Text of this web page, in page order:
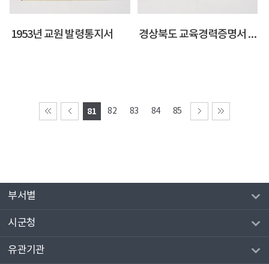
1953년 교원 발령통지서 경상북도 교육경력증명서 서식
81 82 83 84 85
부서별
시군청
유관기관